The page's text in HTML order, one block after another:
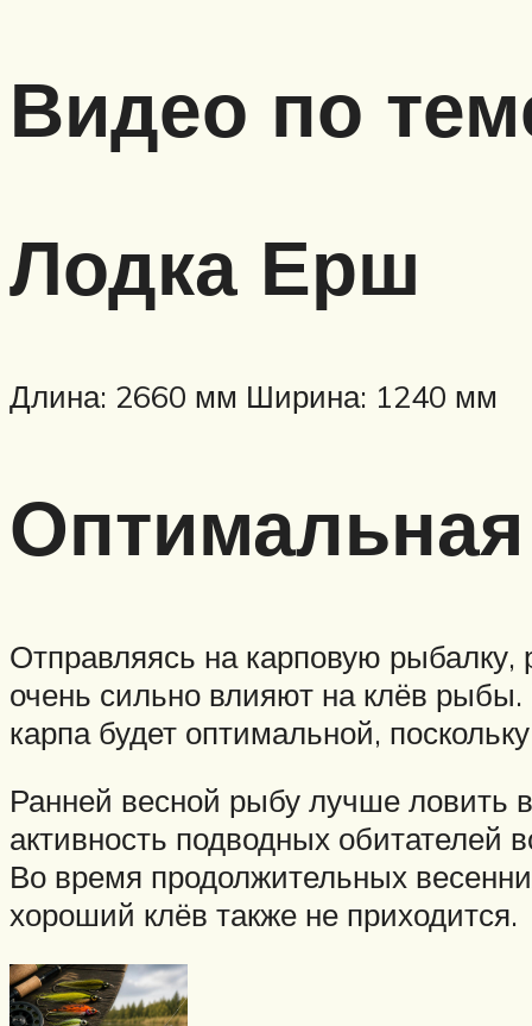
Видео по
Лодка Ерш
Длина: 2660 мм Ширина: 1240 мм
Отправляясь на карповую рыбалку,
очень сильно влияют на клёв рыбы.
карпа будет оптимальной,
Ранней весной рыбу лучше ловить
активность подводных обитателей
Во время продолжительных
хороший клёв также не приходится.